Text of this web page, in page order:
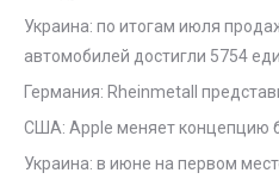
Украина: по итогам июля
автомобилей достигли 5754
Германия: Rheinmetall
США: Apple меняет концепцию
Украина: в июне на первом